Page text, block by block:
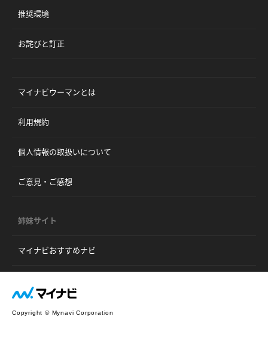
推奨環境
お詫びと訂正
マイナビウーマンとは
利用規約
個人情報の取扱いについて
ご意見・ご感想
姉妹サイト
マイナビおすすめナビ
Copyright © Mynavi Corporation